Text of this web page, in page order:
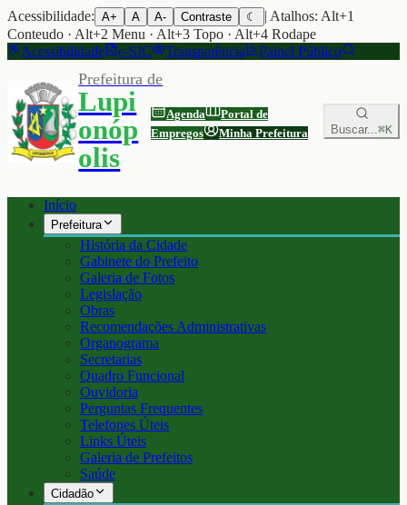
Acessibilidade: A+ A A- Contraste ☾
| Atalhos: Alt+1
Conteudo · Alt+2 Menu · Alt+3 Topo · Alt+4 Rodape
Acessibilidade
e-SIC Transparência Painel Público
Prefeitura de
Lupi
onóp
olis
Agenda
Portal de
Empregos
Minha Prefeitura Buscar...⌘K
Início
Prefeitura
História da Cidade
Gabinete do Prefeito
Galeria de Fotos
Legislação
Obras
Recomendações Administrativas
Organograma
Secretarias
Quadro Funcional
Ouvidoria
Perguntas Frequentes
Telefones Úteis
Links Úteis
Galeria de Prefeitos
Saúde
Cidadão